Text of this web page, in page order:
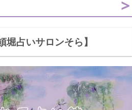
占いサロンそら】